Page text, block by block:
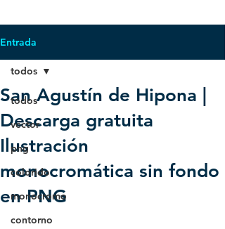
Entrada
todos
vector
png
colorido
monocromo
contorno
todos
San Agustín de Hipona |
Descarga gratuita
Ilustración
monocromática sin fondo
en PNG